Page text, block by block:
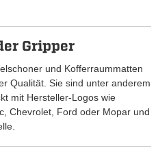
Gripper
und Kofferraummatten
Qualität. Sie sind unter anderem
mit Hersteller-Logos wie
Chevrolet, Ford oder Mopar und